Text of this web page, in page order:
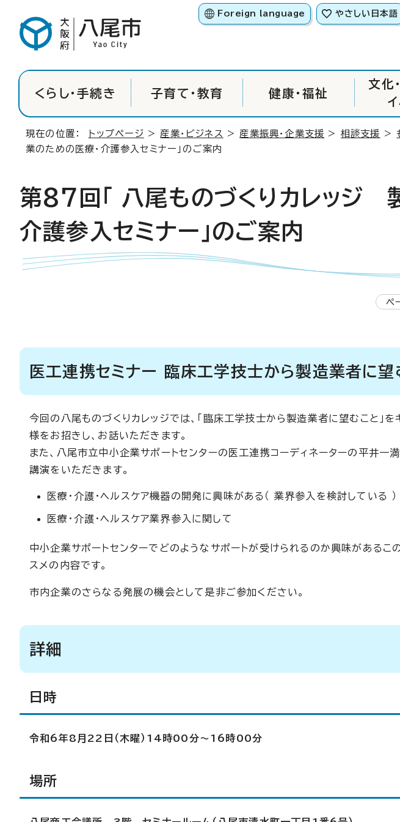
Foreign language やさしい日本語
くらし・手続き 子育て・教育 健康・福祉
文化
現在の位置： トップページ > 産業・ビジネス > 産業振興・企業支援 > 相談支援 >
業のための医療・介護参入セミナー」のご案内
第87回「 八尾ものづくりカレッジ
介護参入セミナー」のご案内
ペ
医工連携セミナー 臨床工学技士から製造業者に望
今回の八尾ものづくりカレッジでは、「臨床工学技士から製造業者に望むこと」
様をお招きし、お話いただきます。
また、八尾市立中小企業サポートセンターの医工連携コーディネーターの平井一
講演をいただきます。
医療・介護・ヘルスケア機器の開発に興味がある（ 業界参入を検討している ）
医療・介護・ヘルスケア業界参入に関して
中小企業サポートセンターでどのようなサポートが受けられるのか興味がある
スメの内容です。
市内企業のさらなる発展の機会として是非ご参加ください。
詳細
日時
令和6年8月22日（木曜）14時00分～16時00分
場所